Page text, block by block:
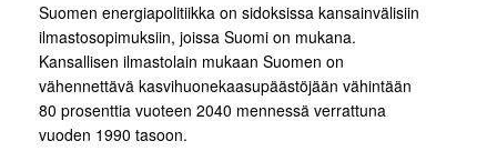
Suomen energiapolitiikka on sidoksissa kansainvälisiin
ilmastosopimuksiin, joissa Suomi on mukana.
Kansallisen ilmastolain mukaan Suomen on
vähennettävä kasvihuonekaasupäästöjään vähintään
80 prosenttia vuoteen 2040 mennessä verrattuna
vuoden 1990 tasoon.